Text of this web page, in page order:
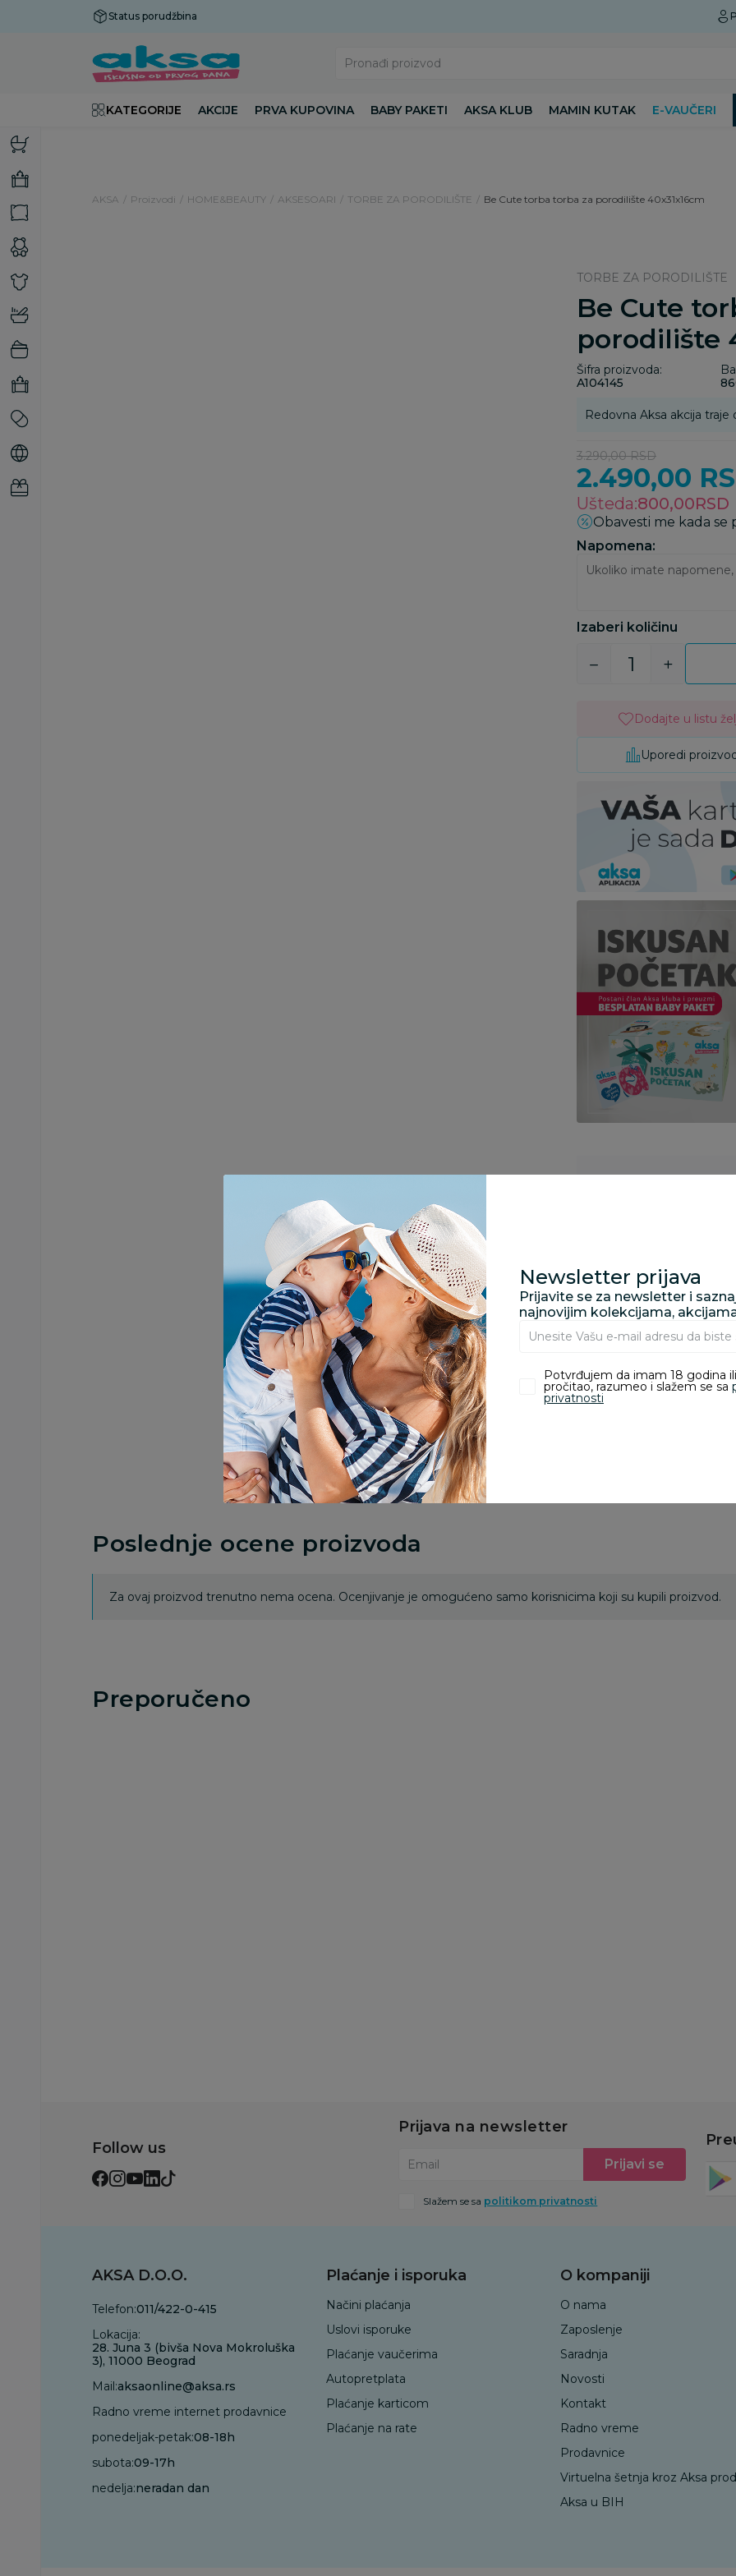
Status porudžbina
Pronađi proizvod
KATEGORIJE AKCIJE PRVA KUPOVINA BABY PAKETI AKSA KLUB MAMIN KUTAK E-VAUČERI
AKSA Proizvodi HOME&BEAUTY AKSESOARI TORBE ZA PORODILIŠTE Be Cute torba torba za porodilište 40x31x16cm
TORBE ZA PORODILIŠTE
Be Cute
porodilište
Šifra proizvoda:
A104145
Redovna Aksa akcija traje
3.290,00 RSD
2.490,00
Ušteda:800,00RSD
Obavesti me kada se
Napomena:
Izaberi količinu
Dodajte u listu
Uporedi
odustajanje od
Poslednje ocene proizvoda
Za ovaj proizvod trenutno nema ocena. Ocenjivanje je omogućeno samo korisnicima koji su kupili proizvod.
Preporučeno
Follow us
Prijava na newsletter
Email Prijavi se
Slažem se sa politikom privatnosti
AKSA D.O.O.
Telefon:011/422-0-415
Lokacija:
28. Juna 3 (bivša Nova Mokroluška
3), 11000 Beograd
Mail:aksaonline@aksa.rs
Radno vreme internet prodavnice
ponedeljak-petak:08-18h
subota:09-17h
nedelja:neradan dan
Plaćanje i isporuka
Načini plaćanja
Uslovi isporuke
Plaćanje vaučerima
Autopretplata
Plaćanje karticom
Plaćanje na rate
O kompaniji
O nama
Zaposlenje
Saradnja
Novosti
Kontakt
Radno vreme
Prodavnice
Virtuelna šetnja kroz Aksa
Aksa u BIH
Newsletter prijava
Prijavite se za newsletter i
najnovijim kolekcijama,
Potvrđujem da imam 18 godina
pročitao, razumeo i slažem se sa
privatnosti